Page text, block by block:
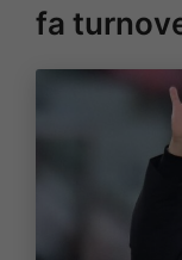
fa